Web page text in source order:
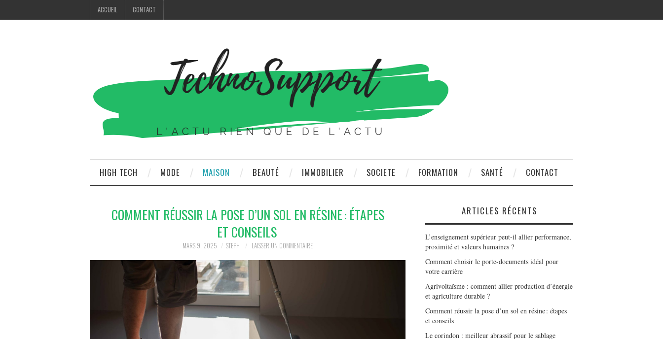
ACCUEIL CONTACT
HIGH TECH MODE MAISON BEAUTÉ IMMOBILIER SOCIETE FORMATION SANTÉ CONTACT
COMMENT RÉUSSIR LA POSE D’UN SOL EN RÉSINE : ÉTAPES
ET CONSEILS
MARS 9, 2025 STEPH LAISSER UN COMMENTAIRE
ARTICLES RÉCENTS
L’enseignement supérieur peut-il allier performance,
proximité et valeurs humaines ?
Comment choisir le porte-documents idéal pour
votre carrière
Agrivoltaïsme : comment allier production d’énergie
et agriculture durable ?
Comment réussir la pose d’un sol en résine : étapes
et conseils
Le corindon : meilleur abrassif pour le sablage